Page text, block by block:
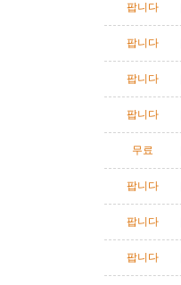
팝니다
팝니다
팝니다
팝니다
무료
팝니다
팝니다
팝니다